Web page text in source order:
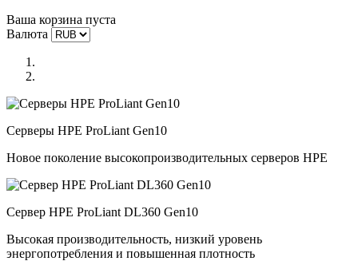
Ваша корзина пуста
Валюта
Серверы HPE ProLiant Gen10
Новое поколение высокопроизводительных серверов HPE
Сервер HPE ProLiant DL360 Gen10
Высокая производительность, низкий уровень
энергопотребления и повышенная плотность